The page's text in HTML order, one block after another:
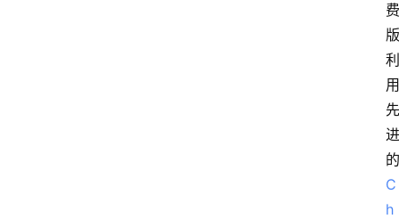
费
版
利
用
先
进
的
C
h